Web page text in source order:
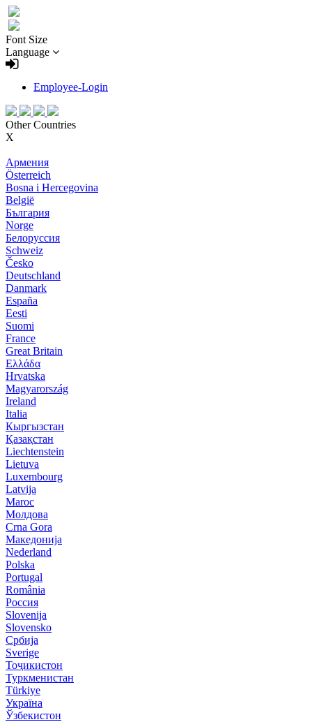
Font Size
Language
Employee-Login
Other Countries
X
Армения
Österreich
Bosna i Hercegovina
België
България
Norge
Белоруссия
Schweiz
Česko
Deutschland
Danmark
España
Eesti
Suomi
France
Great Britain
Ελλάδα
Hrvatska
Magyarország
Ireland
Italia
Кыргызстан
Қазақстан
Liechtenstein
Lietuva
Luxembourg
Latvija
Maroc
Молдова
Crna Gora
Македонија
Nederland
Polska
Portugal
România
Россия
Slovenija
Slovensko
Србија
Sverige
Тоҷикистон
Туркменистан
Türkiye
Україна
Ўзбекистон